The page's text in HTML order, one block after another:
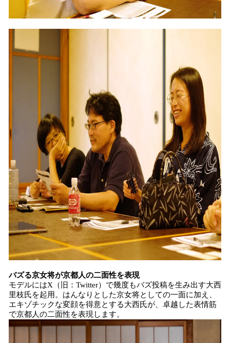
バズる京女将が京都人の二面性を表現
モデルにはX（旧：Twitter）で幾度もバズ投稿を生み出す大西
里枝氏を起用。はんなりとした京女将としての一面に加え、
エキゾチックな変顔を得意とする大西氏が、卓越した表情筋
で京都人の二面性を表現します。